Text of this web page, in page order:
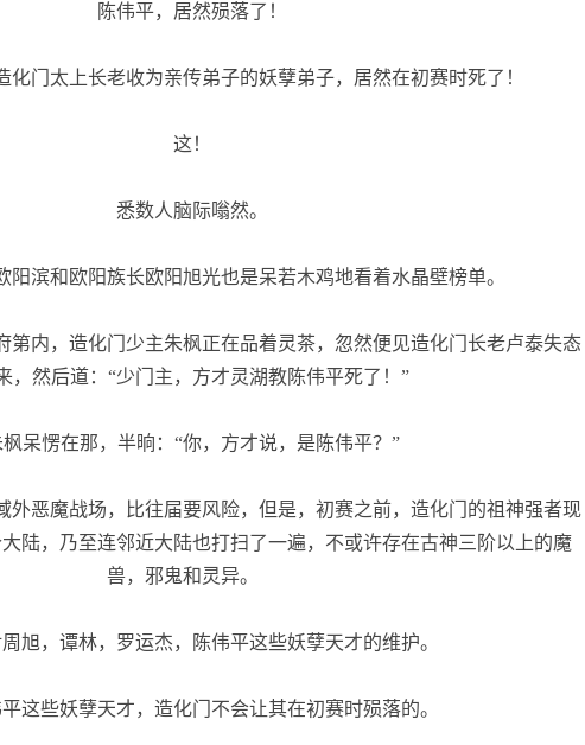
陈伟平，居然殒落了！
门太上长老收为亲传弟子的妖孽弟子，居然在初赛时死了！
这！
悉数人脑际嗡然。
滨和欧阳族长欧阳旭光也是呆若木鸡地看着水晶壁榜单。
内，造化门少主朱枫正在品着灵茶，忽然便见造化门长老卢泰失态
，然后道：“少门主，方才灵湖教陈伟平死了！”
呆愣在那，半晌：“你，方才说，是陈伟平？”
恶魔战场，比往届要风险，但是，初赛之前，造化门的祖神强者现
陆，乃至连邻近大陆也打扫了一遍，不或许存在古神三阶以上的魔
兽，邪鬼和灵异。
旭，谭林，罗运杰，陈伟平这些妖孽天才的维护。
这些妖孽天才，造化门不会让其在初赛时殒落的。